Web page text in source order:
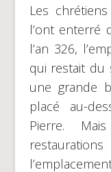
Les
l’ont enterré
l’an 326,
qui restait du
une grande
placé au-
Pierre.